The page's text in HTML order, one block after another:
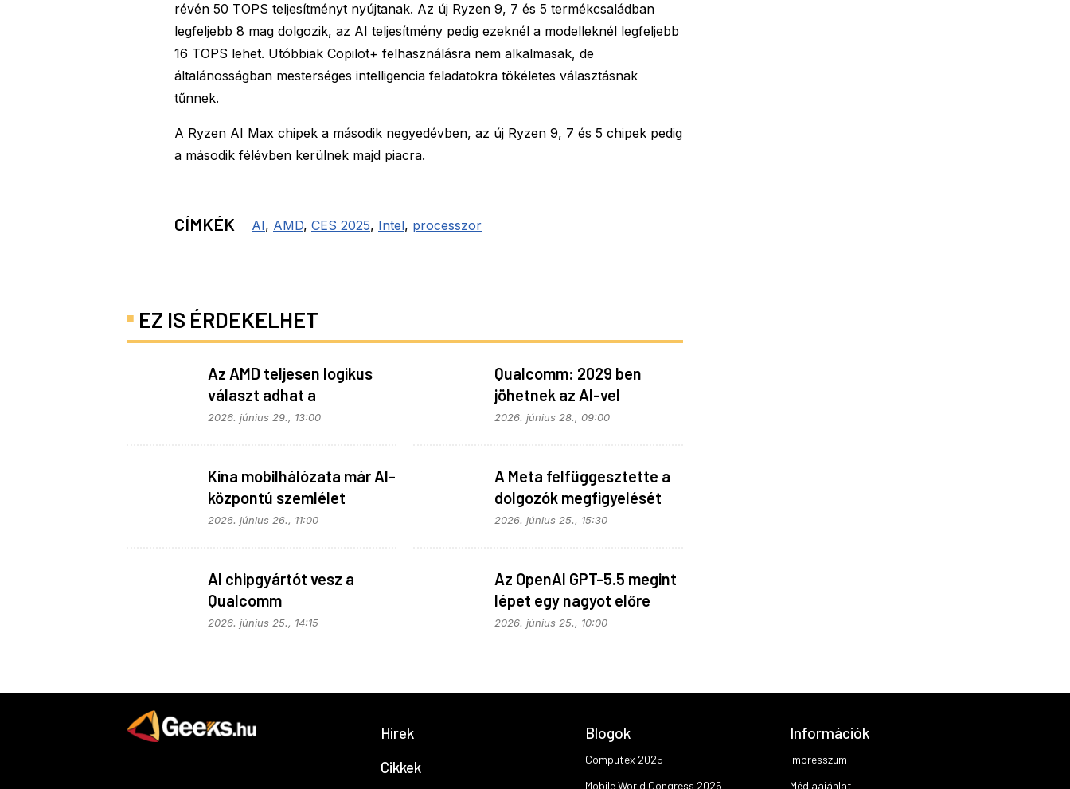
révén 50 TOPS teljesítményt nyújtanak. Az új Ryzen 9, 7 és 5 termékcsaládban
legfeljebb 8 mag dolgozik, az AI teljesítmény pedig ezeknél a modelleknél legfeljebb
16 TOPS lehet. Utóbbiak Copilot+ felhasználásra nem alkalmasak, de
általánosságban mesterséges intelligencia feladatokra tökéletes választásnak
tűnnek.
A Ryzen AI Max chipek a második negyedévben, az új Ryzen 9, 7 és 5 chipek pedig
a második félévben kerülnek majd piacra.
CÍMKÉK AI, AMD, CES 2025, Intel, processzor
EZ IS ÉRDEKELHET
Az AMD teljesen logikus
választ adhat a
memóriaválságra
2026. június 29., 13:00
Qualcomm: 2029 ben
jöhetnek az AI-vel
telepakolt 6G-s telefonok
2026. június 28., 09:00
Kína mobilhálózata már AI-
központú szemlélet
alapján fejlődik
2026. június 26., 11:00
A Meta felfüggesztette a
dolgozók megfigyelését
2026. június 25., 15:30
AI chipgyártót vesz a
Qualcomm
2026. június 25., 14:15
Az OpenAI GPT-5.5 megint
lépet egy nagyot előre
2026. június 25., 10:00
Hírek
Cikkek
Blogok
Computex 2025
Mobile World Congress 2025
Információk
Impresszum
Médiaajánlat